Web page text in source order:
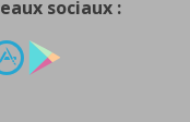
sociaux :